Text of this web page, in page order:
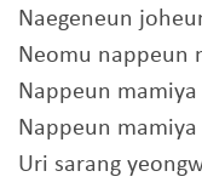
Naegeneun
Neomu nappeun
Nappeun mamiya
Nappeun mamiya
Uri sarang